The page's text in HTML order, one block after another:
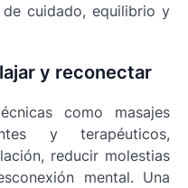
cuidado, equilibrio y
y reconectar
como masajes
y terapéuticos,
reducir molestias
mental. Una